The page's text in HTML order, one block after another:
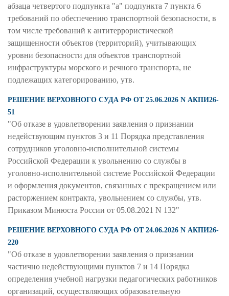
абзаца четвертого подпункта "а" подпункта 7 пункта 6
требований по обеспечению транспортной безопасности, в
том числе требований к антитеррористической
защищенности объектов (территорий), учитывающих
уровни безопасности для объектов транспортной
инфраструктуры морского и речного транспорта, не
подлежащих категорированию, утв.
РЕШЕНИЕ ВЕРХОВНОГО СУДА РФ ОТ 25.06.2026 N АКПИ26-
51
"Об отказе в удовлетворении заявления о признании
недействующим пунктов 3 и 11 Порядка представления
сотрудников уголовно-исполнительной системы
Российской Федерации к увольнению со службы в
уголовно-исполнительной системе Российской Федерации
и оформления документов, связанных с прекращением или
расторжением контракта, увольнением со службы, утв.
Приказом Минюста России от 05.08.2021 N 132"
РЕШЕНИЕ ВЕРХОВНОГО СУДА РФ ОТ 24.06.2026 N АКПИ26-
220
"Об отказе в удовлетворении заявления о признании
частично недействующими пунктов 7 и 14 Порядка
определения учебной нагрузки педагогических работников
организаций, осуществляющих образовательную